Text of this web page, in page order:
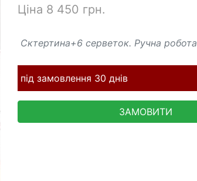
Ціна 8 450 грн.
Сктертина+6 серветок. Ручна робота
під замовлення 30 днів
ЗАМОВИТИ